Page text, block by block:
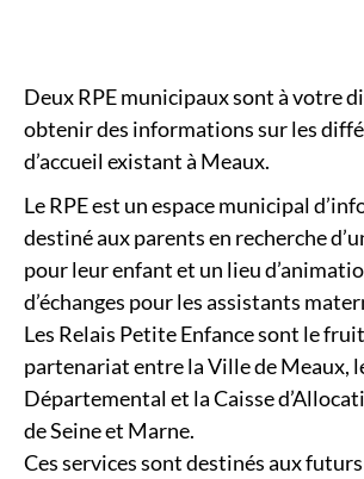
Deux RPE municipaux sont à votre
obtenir des informations sur les
d’accueil existant à Meaux.
Le RPE est un espace municipal
destiné aux parents en recherche
pour leur enfant et un lieu
d’échanges pour les assistants
Les Relais Petite Enfance sont le fruit
partenariat entre la Ville de Meaux,
Départemental et la Caisse
de Seine et Marne.
Ces services sont destinés aux